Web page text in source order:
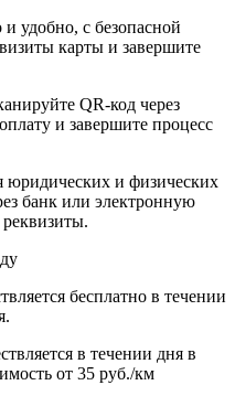
удобно, с безопасной
карты и завершите
QR-код через
и завершите процесс
юридических и физических
банк или электронную
реквизиты.
бесплатно в течении
в течении дня в
от 35 руб./км